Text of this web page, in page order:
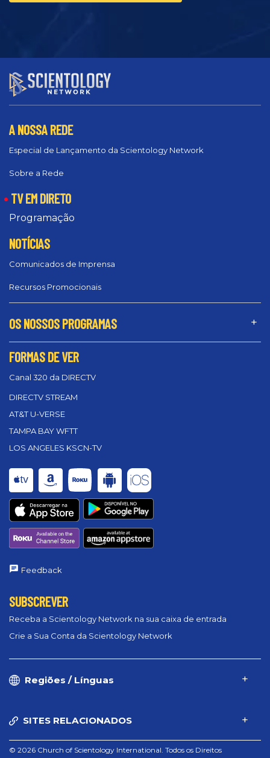
A NOSSA REDE
Especial de Lançamento da Scientology Network
Sobre a Rede
TV EM DIRETO
Programação
NOTÍCIAS
Comunicados de Imprensa
Recursos Promocionais
OS NOSSOS PROGRAMAS
FORMAS DE VER
Canal 320 da DIRECTV
DIRECTV STREAM
AT&T U-VERSE
TAMPA BAY WFTT
LOS ANGELES KSCN-TV
Feedback
SUBSCREVER
Receba a Scientology Network na sua caixa de entrada
Crie a Sua Conta da Scientology Network
Regiões / Línguas
SITES RELACIONADOS
© 2026 Church of Scientology International. Todos os Direitos